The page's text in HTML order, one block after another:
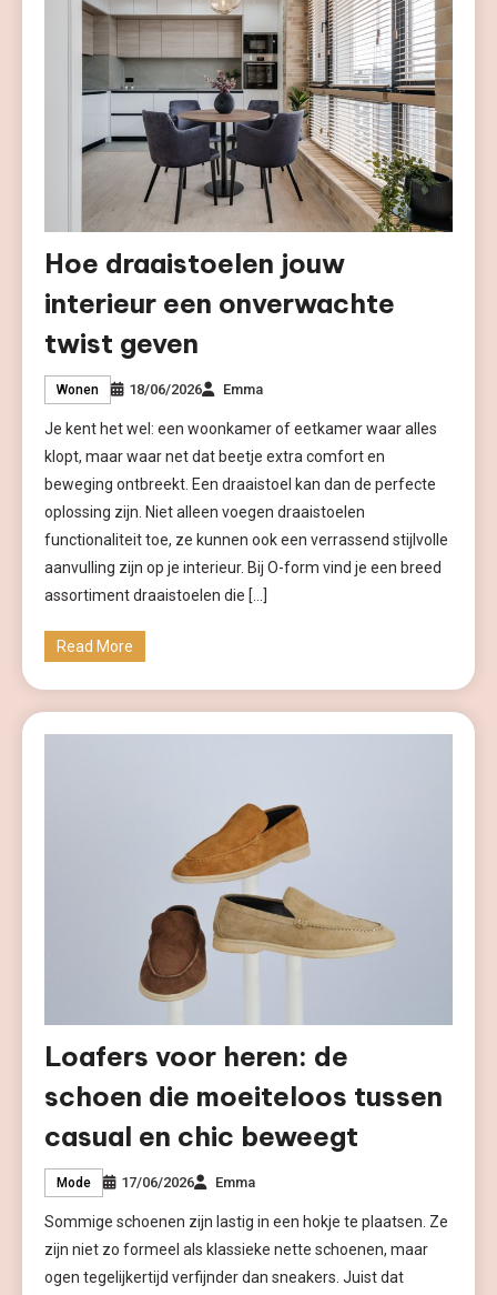
Hoe draaistoelen jouw
interieur een onverwachte
twist geven
Wonen 18/06/2026 Emma
Je kent het wel: een woonkamer of eetkamer waar alles
klopt, maar waar net dat beetje extra comfort en
beweging ontbreekt. Een draaistoel kan dan de perfecte
oplossing zijn. Niet alleen voegen draaistoelen
functionaliteit toe, ze kunnen ook een verrassend stijlvolle
aanvulling zijn op je interieur. Bij O-form vind je een breed
assortiment draaistoelen die […]
Read More
Loafers voor heren: de
schoen die moeiteloos tussen
casual en chic beweegt
Mode 17/06/2026 Emma
Sommige schoenen zijn lastig in een hokje te plaatsen. Ze
zijn niet zo formeel als klassieke nette schoenen, maar
ogen tegelijkertijd verfijnder dan sneakers. Juist dat